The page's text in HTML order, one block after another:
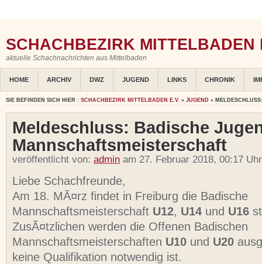
SCHACHBEZIRK MITTELBADEN
aktuelle Schachnachrichten aus Mittelbaden
HOME ARCHIV DWZ JUGEND LINKS CHRONIK
SIE BEFINDEN SICH HIER : SCHACHBEZIRK MITTELBADEN E.V. » JUGEND »
Meldeschluss: Badische
Mannschaftsmeisterschaft
veröffentlicht von: admin am 27. Februar 2018, 00:17
Liebe Schachfreunde,
Am 18. MÃ¤rz findet in Freiburg die Badische
Mannschaftsmeisterschaft U12, U14 und U16
ZusÃ¤tzlichen werden die Offenen Badischen
Mannschaftsmeisterschaften U10 und U20
keine Qualifikation notwendig ist.